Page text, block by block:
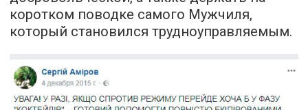
коротком поводке самого Мужчиля,
который становился трудноуправляемым.